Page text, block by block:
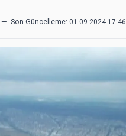
— Son Güncelleme: 01.09.2024 17:46